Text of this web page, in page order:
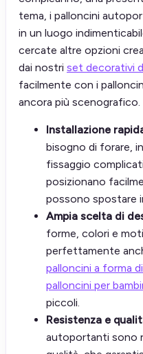
tema, i palloncini
in un luogo
cercate altre opzioni
dai nostri set decorativi
facilmente con i
ancora più scenografico.
Installazione
bisogno di forare,
fissaggio
posizionano
possono spostare
Ampia scelta di
forme, colori e
perfettamente
palloncini a forma
palloncini per
piccoli.
Resistenza e
autoportanti sono